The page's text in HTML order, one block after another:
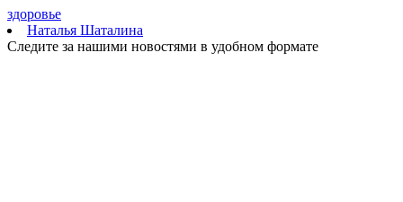
В Тольятти пенсионер передал курьеру мошенников пакет с
нарезанными газетами вместо денег
06.08.2026 | 16:57
здоровье
Наталья Шаталина
Следите за нашими новостями в удобном формате